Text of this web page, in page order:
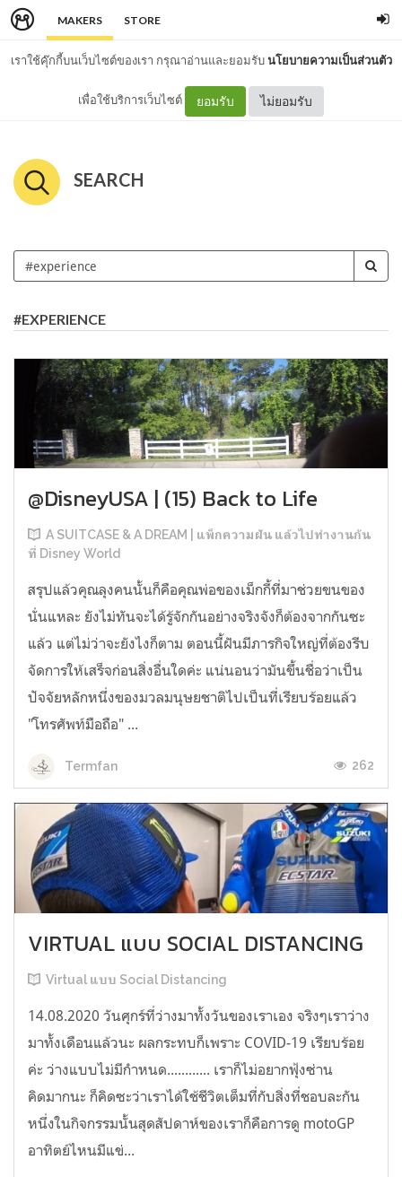
MAKERS STORE
เราใช้คุ๊กกี้บนเว็บไซต์ของเรา กรุณาอ่านและยอมรับนโยบายความเป็นส่วนตัว
เพื่อใช้บริการเว็บไซต์ ยอมรับ ไม่ยอมรับ
SEARCH
#EXPERIENCE
@DisneyUSA | (15) Back to Life
A SUITCASE & A DREAM | แพ็กความฝัน แล้วไปทำงานกัน
ที่ Disney World
สรุปแล้วคุณลุงคนนั้นก็คือคุณพ่อของเม็กกี้ที่มาช่วยขนของ
นั่นแหละ ยังไม่ทันจะได้รู้จักกันอย่างจริงจังก็ต้องจากกันซะ
แล้ว แต่ไม่ว่าจะยังไงก็ตาม ตอนนี้ฝันมีภารกิจใหญ่ที่ต้องรีบ
จัดการให้เสร็จก่อนสิ่งอื่นใดค่ะ แน่นอนว่ามันขึ้นชื่อว่าเป็น
ปัจจัยหลักหนึ่งของมวลมนุษยชาติไปเป็นที่เรียบร้อยแล้ว
"โทรศัพท์มือถือ" ...
Termfan 262
VIRTUAL แบบ SOCIAL DISTANCING
Virtual แบบ Social Distancing
14.08.2020 วันศุกร์ที่ว่างมาทั้งวันของเราเอง จริงๆเราว่าง
มาทั้งเดือนแล้วนะ ผลกระทบก็เพราะ COVID-19 เรียบร้อย
ค่ะ ว่างแบบไม่มีกำหนด............ เราก็ไม่อยากฟุ้งซ่าน
คิดมากนะ ก็คิดซะว่าเราได้ใช้ชีวิตเต็มที่กับสิ่งที่ชอบละกัน
หนึ่งในกิจกรรมนั้นสุดสัปดาห์ของเราก็คือการดู motoGP
อาทิตย์ไหนมีแข่...